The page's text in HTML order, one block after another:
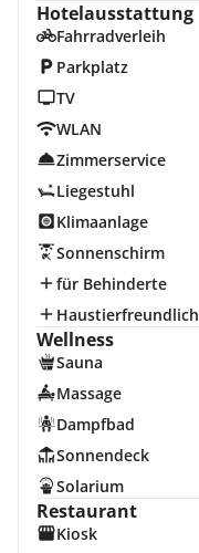
Hotelausstattung
Fahrradverleih
Parkplatz
TV
WLAN
Zimmerservice
Liegestuhl
Klimaanlage
Sonnenschirm
für Behinderte
Haustierfreundlich
Wellness
Sauna
Massage
Dampfbad
Sonnendeck
Solarium
Restaurant
Kiosk